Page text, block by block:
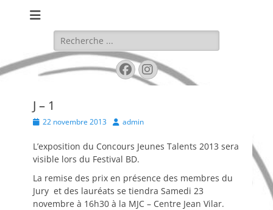
Rechercher :
Facebook
Instagram
J – 1
Posted
22 novembre 2013 Author
admin
L’exposition du Concours Jeunes Talents 2013 sera
visible lors du Festival BD.
La remise des prix en présence des membres du
Jury et des lauréats se tiendra Samedi 23
novembre à 16h30 à la MJC – Centre Jean Vilar.